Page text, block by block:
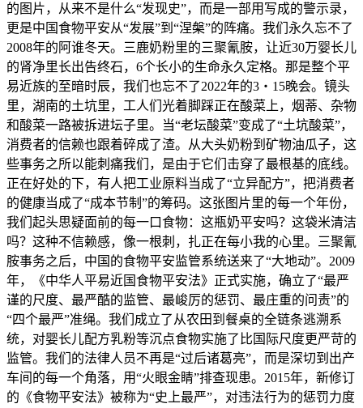
的图片，从来不是什么“发现史”，而是一部用写成的警示录，
更是中国食物平安从“发展”到“涅槃”的阵痛。我们永久忘不了
2008年的阿谁冬天。三鹿奶粉里的三聚氰胺，让近30万婴长儿
的肾净里长出告终石，6个长小的生命永久定格。那是整个平
易近族的至暗时辰，我们也忘不了2022年的3・15晚会。镜头
里，湖南的土坑里，工人们光着脚踩正在酸菜上，烟蒂、杂物
和酸菜一路被拆进坛子里。当“老坛酸菜”变成了“土坑酸菜”，
消费者的信赖也跟着碎成了渣。从大头奶粉到矿物油瓜子，这
些事务之所以能刺痛我们，是由于它们击穿了最根基的底线。
正在好处的下，有人把工业原料当成了“立异配方”，把消费者
的健康当成了“成本节制”的筹码。这张图片里的每一个年份，
我们起头思疑面前的每一口食物：这瓶奶平安吗？这袋米清洁
吗？这种不信赖感，像一根刺，扎正在每小我的心里。三聚氰
胺事务之后，中国的食物平安监管系统送来了“大地动”。2009
年，《中华人平易近国食物平安法》正式实施，确立了“最严
谨的尺度、最严酷的监管、最峻厉的惩罚、最庄重的问责”的
“四个最严”准绳。我们成立了从农田到餐桌的全链条逃溯系
统，对婴长儿配方乳粉等沉点食物实施了比国际尺度更严苛的
监管。我们的法律人员不再是“过后诸葛亮”，而是深切到出产
车间的每一个角落，用“火眼金睛”排查现患。2015年，新修订
的《食物平安法》被称为“史上最严”，对违法行为的惩罚力度